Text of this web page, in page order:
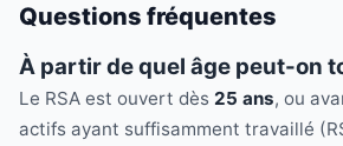
Questions fréquentes
À partir de quel âge peut-on
Le RSA est ouvert dès 25 ans, ou
actifs ayant suffisamment travaillé